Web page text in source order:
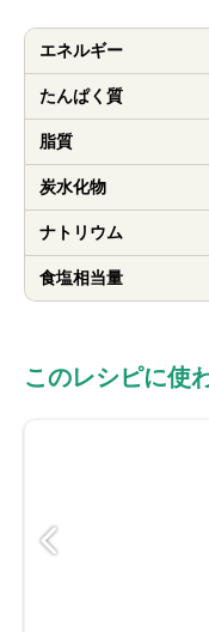
エネルギー
たんぱく質
脂質
炭水化物
ナトリウム
食塩相当量
このレシピに使